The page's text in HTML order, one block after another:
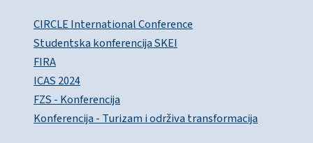
CIRCLE International Conference
Studentska konferencija SKEI
FIRA
ICAS 2024
FZS - Konferencija
Konferencija - Turizam i održiva transformacija